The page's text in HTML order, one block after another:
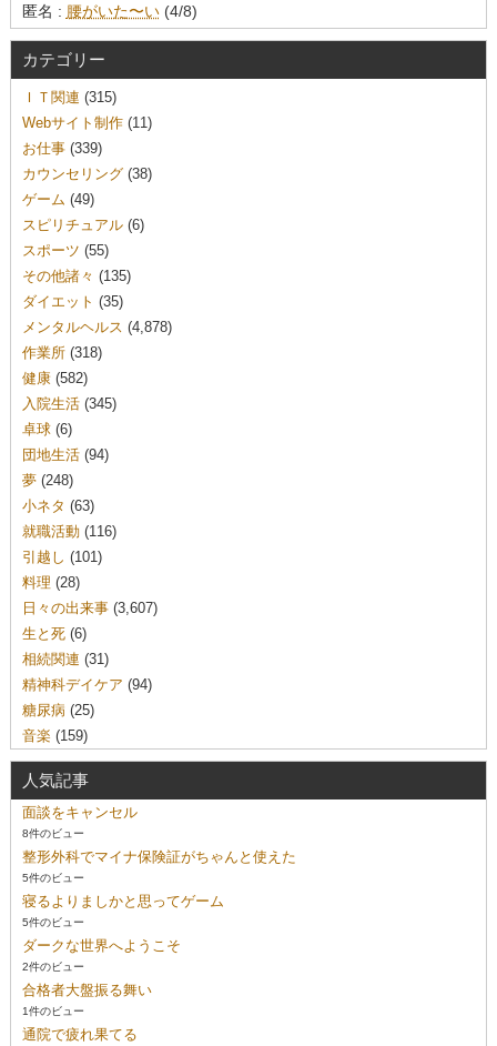
匿名 : 腰がいた〜い(4/8)
カテゴリー
ＩＴ関連 (315)
Webサイト制作(11)
お仕事(339)
カウンセリング(38)
ゲーム (49)
スピリチュアル(6)
スポーツ (55)
その他諸々 (135)
ダイエット (35)
メンタルヘルス (4,878)
作業所(318)
健康(582)
入院生活(345)
卓球(6)
団地生活(94)
夢(248)
小ネタ (63)
就職活動(116)
引越し (101)
料理 (28)
日々の出来事(3,607)
生と死(6)
相続関連 (31)
精神科デイケア (94)
糖尿病 (25)
音楽(159)
人気記事
面談をキャンセル
8件のビュー
整形外科でマイナ保険証がちゃんと使えた
5件のビュー
寝るよりましかと思ってゲーム
5件のビュー
ダークな世界へようこそ
2件のビュー
合格者大盤振る舞い
1件のビュー
通院で疲れ果てる